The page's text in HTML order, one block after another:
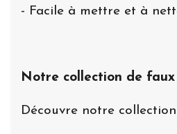
- Facile à mettre et à
Notre collection de
Découvre notre